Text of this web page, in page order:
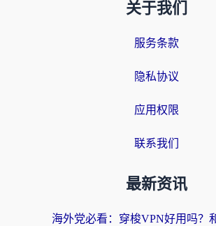
关于我们
服务条款
隐私协议
应用权限
联系我们
最新资讯